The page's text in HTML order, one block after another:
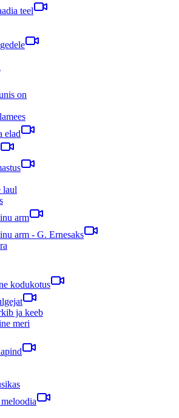
teel
on
elad
laul
arm
arm - G. Ernesaks
kodukotus
ja keeb
meri